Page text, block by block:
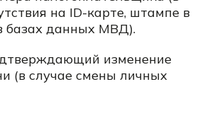
на ID-карте, штампе в
базах данных МВД).
изменение
(в случае смены личных